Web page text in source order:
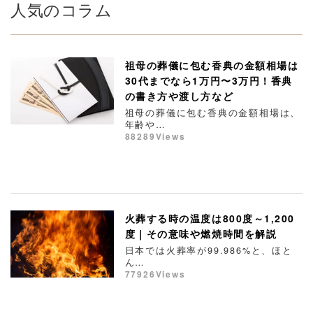
人気のコラム
祖母の葬儀に包む香典の金額相場は
30代までなら1万円〜3万円！香典
の書き方や渡し方など
祖母の葬儀に包む香典の金額相場は、
年齢や…
88289Views
火葬する時の温度は800度～1,200
度｜その意味や燃焼時間を解説
日本では火葬率が99.986%と、ほと
ん…
77926Views